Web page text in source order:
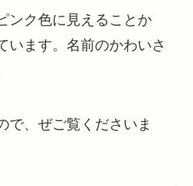
ンク色に見えることか
います。名前のかわいさ
で、ぜご覧くださいま